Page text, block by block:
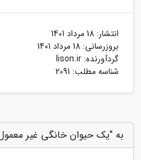
انتشار: 18 مرداد 1401
بروزرسانی: 18 مرداد 1401
گردآورنده: lison.ir
شناسه مطلب: 2091
به "یک حیوان خانگی غیر